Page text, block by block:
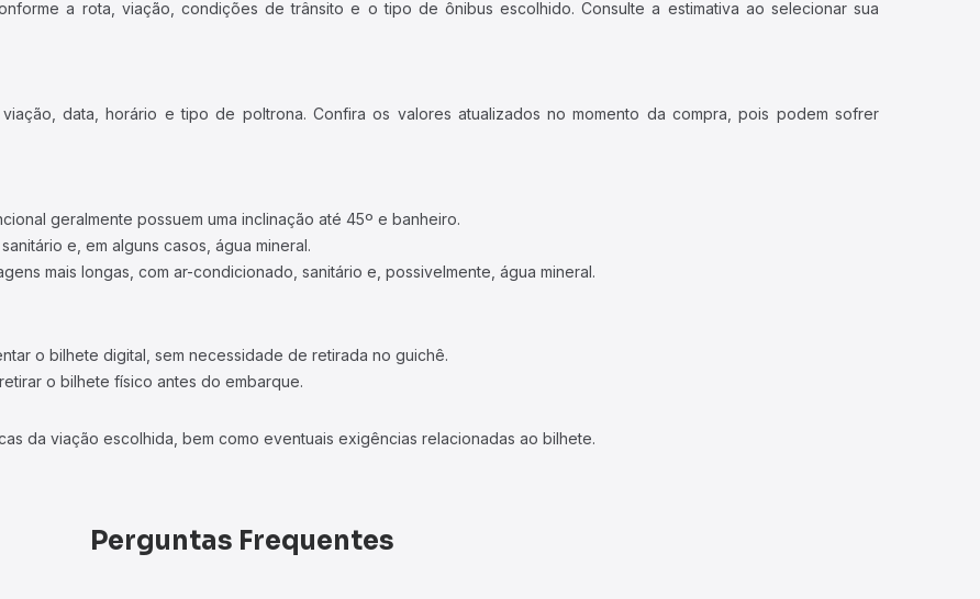
a rota, viação, condições de trânsito e o tipo de ônibus escolhido. Consulte a estimativa ao selecionar sua
data, horário e tipo de poltrona. Confira os valores atualizados no momento da compra, pois podem sofrer
geralmente possuem uma inclinação até 45º e banheiro.
e, em alguns casos, água mineral.
mais longas, com ar-condicionado, sanitário e, possivelmente, água mineral.
o bilhete digital, sem necessidade de retirada no guichê.
o bilhete físico antes do embarque.
da viação escolhida, bem como eventuais exigências relacionadas ao bilhete.
Perguntas Frequentes